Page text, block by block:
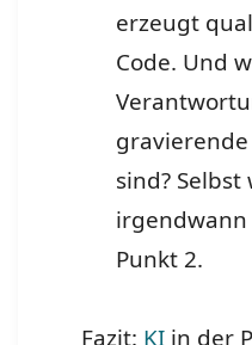
erzeugt
Code. Und
sind? Selbst
Punkt 2.
Fazit: KI in der